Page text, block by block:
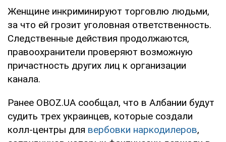
Женщине инкриминируют торговлю людьми,
за что ей грозит уголовная ответственность.
Следственные действия продолжаются,
правоохранители проверяют возможную
причастность других лиц к организации
канала.
Ранее OBOZ.UA сообщал, что в Албании будут
судить трех украинцев, которые создали
колл-центры для вербовки наркодилеров,